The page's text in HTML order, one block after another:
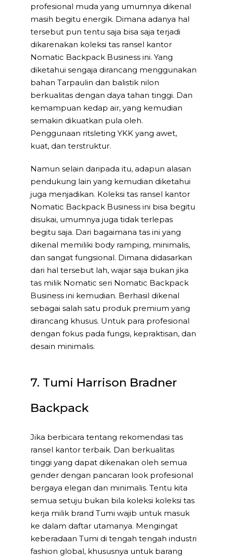
profesional muda yang umumnya dikenal
masih begitu energik. Dimana adanya hal
tersebut pun tentu saja bisa saja terjadi
dikarenakan koleksi tas ransel kantor
Nomatic Backpack Business ini. Yang
diketahui sengaja dirancang menggunakan
bahan Tarpaulin dan balistik nilon
berkualitas dengan daya tahan tinggi. Dan
kemampuan kedap air, yang kemudian
semakin dikuatkan pula oleh.
Penggunaan ritsleting YKK yang awet,
kuat, dan terstruktur.
Namun selain daripada itu, adapun alasan
pendukung lain yang kemudian diketahui
juga menjadikan. Koleksi tas ransel kantor
Nomatic Backpack Business ini bisa begitu
disukai, umumnya juga tidak terlepas
begitu saja. Dari bagaimana tas ini yang
dikenal memiliki body ramping, minimalis,
dan sangat fungsional. Dimana didasarkan
dari hal tersebut lah, wajar saja bukan jika
tas milik Nomatic seri Nomatic Backpack
Business ini kemudian. Berhasil dikenal
sebagai salah satu produk premium yang
dirancang khusus. Untuk para profesional
dengan fokus pada fungsi, kepraktisan, dan
desain minimalis.
7. Tumi Harrison Bradner
Backpack
Jika berbicara tentang rekomendasi tas
ransel kantor terbaik. Dan berkualitas
tinggi yang dapat dikenakan oleh semua
gender dengan pancaran look profesional
bergaya elegan dan minimalis. Tentu kita
semua setuju bukan bila koleksi koleksi tas
kerja milik brand Tumi wajib untuk masuk
ke dalam daftar utamanya. Mengingat
keberadaan Tumi di tengah tengah industri
fashion global, khususnya untuk barang